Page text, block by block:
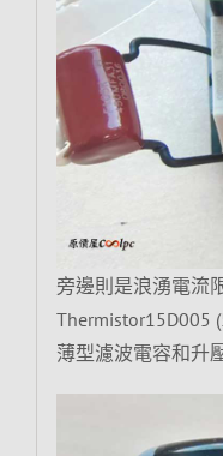
旁邊則是浪湧電流
Thermistor15D005
薄型濾波電容和升